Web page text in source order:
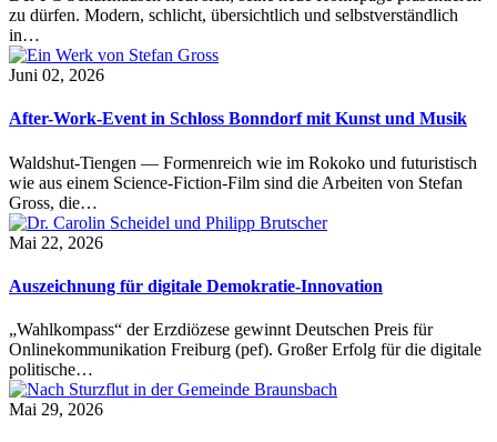
zu dürfen. Modern, schlicht, übersichtlich und selbstverständlich
in…
Juni 02, 2026
After-Work-Event in Schloss Bonndorf mit Kunst und Musik
Waldshut-Tiengen — Formenreich wie im Rokoko und futuristisch
wie aus einem Science-Fiction-Film sind die Arbeiten von Stefan
Gross, die…
Mai 22, 2026
Auszeichnung für digitale Demokratie-Innovation
„Wahlkompass“ der Erzdiözese gewinnt Deutschen Preis für
Onlinekommunikation Freiburg (pef). Großer Erfolg für die digitale
politische…
Mai 29, 2026